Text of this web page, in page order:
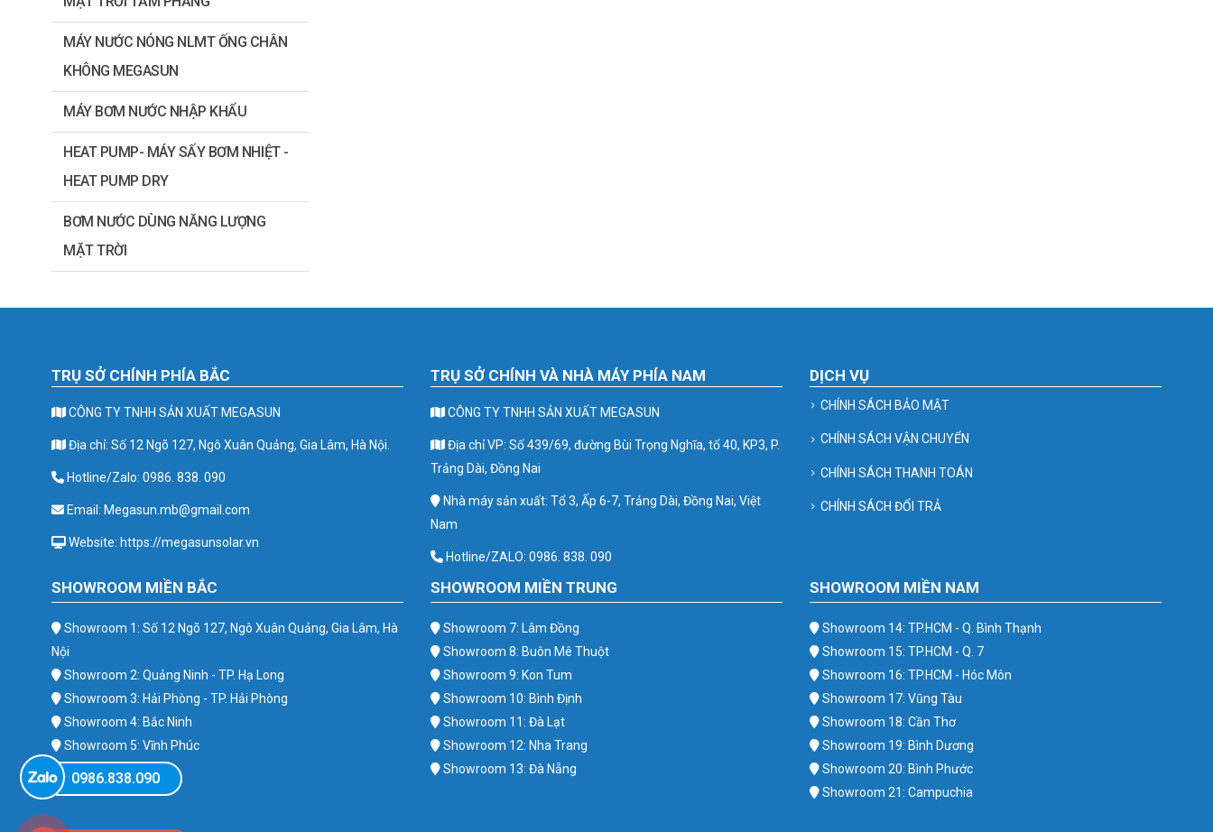
MÁY NƯỚC NÓNG NLMT ỐNG CHÂN
KHÔNG MEGASUN
MÁY BƠM NƯỚC NHẬP KHẨU
HEAT PUMP- MÁY SẤY BƠM NHIỆT -
HEAT PUMP DRY
BƠM NƯỚC DÙNG NĂNG LƯỢNG
MẶT TRỜI
TRỤ SỞ CHÍNH PHÍA BẮC
CÔNG TY TNHH SẢN XUẤT MEGASUN
Địa chỉ: Số 12 Ngõ 127, Ngô Xuân Quảng, Gia Lâm, Hà Nội.
Hotline/Zalo: 0986. 838. 090
Email: Megasun.mb@gmail.com
Website: https://megasunsolar.vn
TRỤ SỞ CHÍNH VÀ NHÀ MÁY PHÍA NAM
CÔNG TY TNHH SẢN XUẤT MEGASUN
Địa chỉ VP: Số 439/69, đường Bùi Trọng Nghĩa, tổ 40, KP3, P.
Trảng Dài, Đồng Nai
Nhà máy sản xuất: Tổ 3, Ấp 6-7, Trảng Dài, Đồng Nai, Việt
Nam
Hotline/ZALO: 0986. 838. 090
DỊCH VỤ
CHÍNH SÁCH BẢO MẬT
CHÍNH SÁCH VẬN CHUYỂN
CHÍNH SÁCH THANH TOÁN
CHÍNH SÁCH ĐỔI TRẢ
SHOWROOM MIỀN BẮC
Showroom 1: Số 12 Ngõ 127, Ngô Xuân Quảng, Gia Lâm, Hà
Nội
Showroom 2: Quảng Ninh - TP. Hạ Long
Showroom 3: Hải Phòng - TP. Hải Phòng
Showroom 4: Bắc Ninh
Showroom 5: Vĩnh Phúc
Showroom 6: Ba Vì
SHOWROOM MIỀN TRUNG
Showroom 7: Lâm Đồng
Showroom 8: Buôn Mê Thuột
Showroom 9: Kon Tum
Showroom 10: Bình Định
Showroom 11: Đà Lạt
Showroom 12: Nha Trang
Showroom 13: Đà Nẵng
SHOWROOM MIỀN NAM
Showroom 14: TP.HCM - Q. Bình Thạnh
Showroom 15: TP.HCM - Q. 7
Showroom 16: TP.HCM - Hóc Môn
Showroom 17: Vũng Tàu
Showroom 18: Cần Thơ
Showroom 19: Bình Dương
Showroom 20: Bình Phước
Showroom 21: Campuchia
0986.838.090